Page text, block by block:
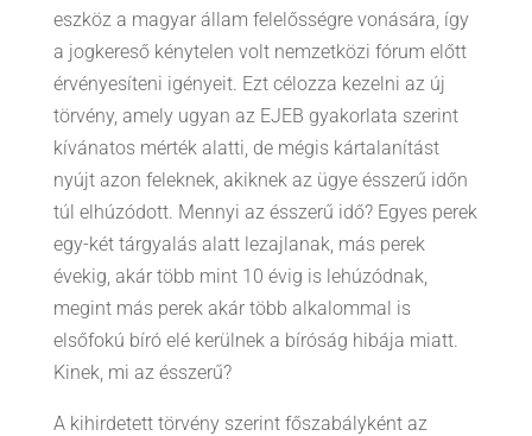
eszköz a magyar állam felelősségre vonására, így
a jogkereső kénytelen volt nemzetközi fórum előtt
érvényesíteni igényeit. Ezt célozza kezelni az új
törvény, amely ugyan az EJEB gyakorlata szerint
kívánatos mérték alatti, de mégis kártalanítást
nyújt azon feleknek, akiknek az ügye ésszerű időn
túl elhúzódott. Mennyi az ésszerű idő? Egyes perek
egy-két tárgyalás alatt lezajlanak, más perek
évekig, akár több mint 10 évig is lehúzódnak,
megint más perek akár több alkalommal is
elsőfokú bíró elé kerülnek a bíróság hibája miatt.
Kinek, mi az ésszerű?
A kihirdetett törvény szerint főszabályként az